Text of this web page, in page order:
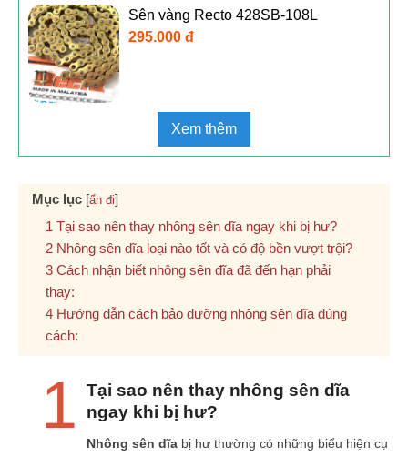
Sên vàng Recto 428SB-108L
295.000 đ
Xem thêm
Mục lục [ẩn đi]
Tại sao nên thay nhông sên dĩa ngay khi bị hư?
Nhông sên dĩa loại nào tốt và có độ bền vượt trội?
Cách nhận biết nhông sên đĩa đã đến hạn phải
thay:
Hướng dẫn cách bảo dưỡng nhông sên dĩa đúng
cách:
1
Tại sao nên thay nhông sên dĩa
ngay khi bị hư?
Nhông sên dĩa bị hư thường có những biểu hiện cụ